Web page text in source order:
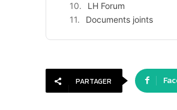
LH Forum
Documents joints
PARTAGER